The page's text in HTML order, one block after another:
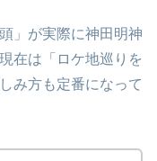
」が実際に神田明神
在は「ロケ地巡りを
み方も定番になって